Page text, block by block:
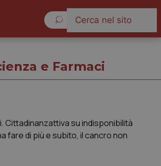
e Farmaci